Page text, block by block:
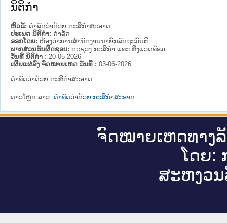
ນິຕິກໍາ
ຫົວຂໍ້: ດຳລັດວ່າດ້ວຍ ກະສິກຳສະອາດ
ປະເພດ ນິຕິກໍາ: ດໍາລັດ
ອອກໂດຍ: ຫ້ອງວ່າການສຳນັກງານນາຍົກລັດຖະມົນຕີ
ພາກສ່ວນຮັບຜິດຊອບ: ກະຊວງ ກະສິກຳ ແລະ ສິ່ງແວດລ້ອມ
ວັນທີ່ ນິຕິກໍາ : 20-05-2026
ເຜີຍແຜ່ລົງ ຈົດໝາຍເຫດ ວັນທີ່ : 03-06-2026
ດຳລັດວ່າດ້ວຍ ກະສິກຳສະອາດ
ດາວໂຫຼດ ລາວ: ດຳລັດວ່າດ້ວຍ ກະສິກຳສະອາດ
ຈົດ​ໝາຍ​ເຫດ​ທາງ​
ໂດຍ:
ສະ​ຫງວນ​